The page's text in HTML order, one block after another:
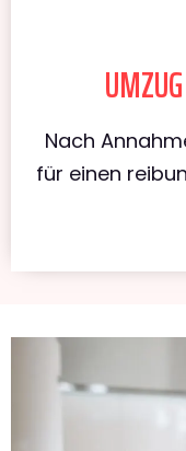
Nach
für einen